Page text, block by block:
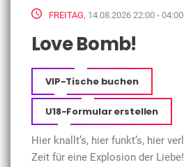
FREITAG, 14.08.2026 22:00 -
Love Bomb!
VIP-Tische buchen
U18-Formular erstellen
Hier knallt’s, hier funkt’s, hier
Zeit für eine Explosion der